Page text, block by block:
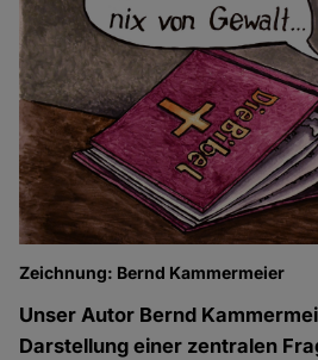
Zeichnung: Bernd Kammermeier
Unser Autor Bernd
Darstellung einer zentralen